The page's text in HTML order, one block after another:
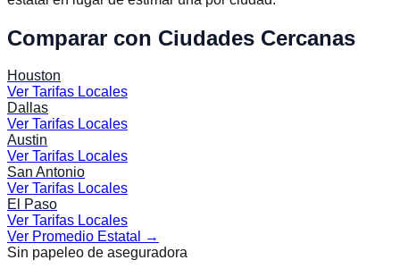
Comparar con Ciudades Cercanas
Houston
Ver Tarifas Locales
Dallas
Ver Tarifas Locales
Austin
Ver Tarifas Locales
San Antonio
Ver Tarifas Locales
El Paso
Ver Tarifas Locales
Ver Promedio Estatal
→
Sin papeleo de aseguradora